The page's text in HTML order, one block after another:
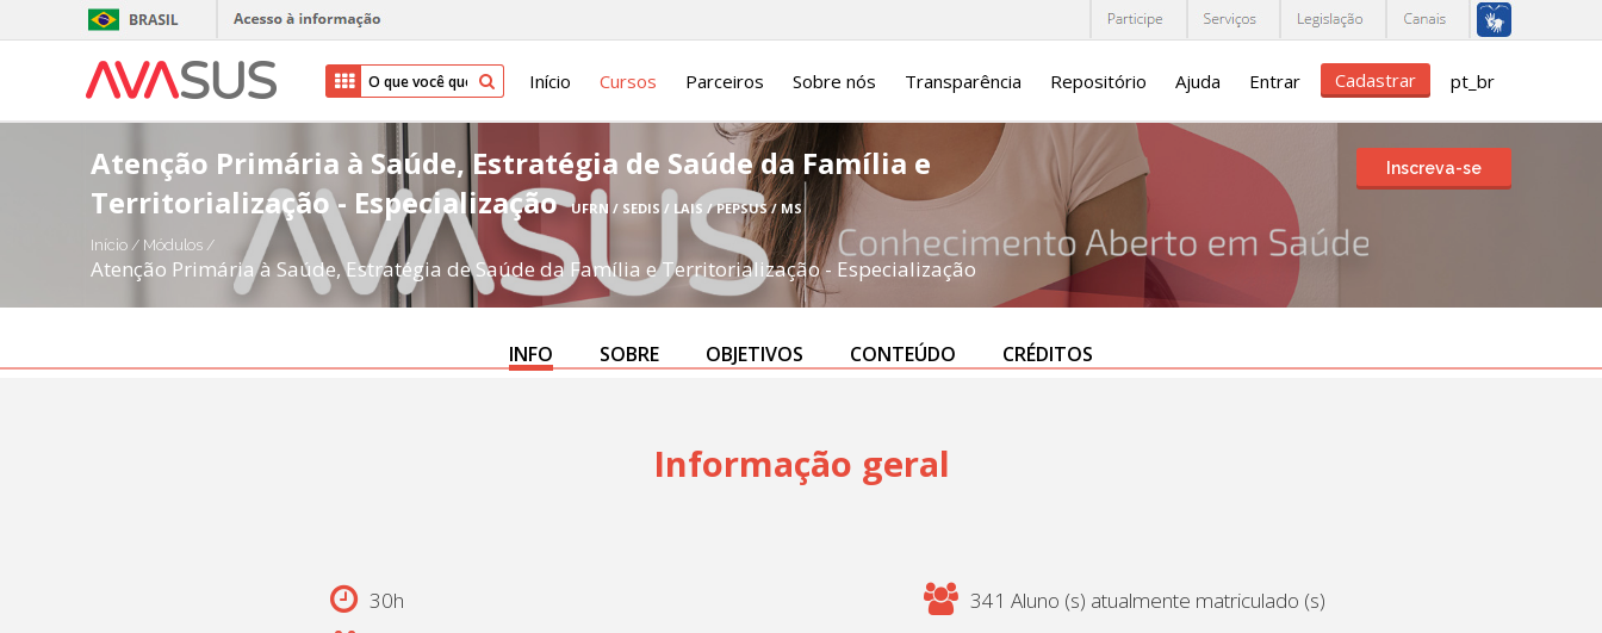
Início Cursos Parceiros Sobre nós Transparência Repositório Ajuda Entrar Cadastrar pt_br
Atenção Primária à Saúde, Estratégia de Saúde da Família e
Territorialização - Especialização UFRN / SEDIS / LAIS / PEPSUS / MS
Início / Módulos/
Atenção Primária à Saúde, Estratégia de Saúde da Família e Territorialização - Especialização
Inscreva-se
INFO SOBRE OBJETIVOS CONTEÚDO CRÉDITOS
Informação geral
30h
341 Aluno (s) atualmente matriculado (s)